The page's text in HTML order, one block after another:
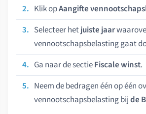
Klik opAangifte
Selecteer hetjuiste jaar
vennootschapsbelasting gaat
Ga naar de sectieFiscale winst.
Neem de bedragen één op één
vennootschapsbelasting bijde